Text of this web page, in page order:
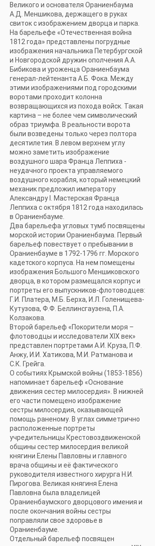
Великого и основателя Ораниенбаума
А.Д. Меншикова, держащего в руках
свиток с изображением дворца и парка.
На барельефе «Отечественная война
1812 года» представлены погрудные
изображения начальника Петербургской
и Новгородской дружин ополчения А.А.
Бибикова и уроженца Ораниенбаума
генерал-лейтенанта А.Б. Фока. Между
этими изображениями под городскими
воротами проходит колонна
возвращающихся из похода войск. Такая
картина – не более чем символический
образ триумфа. В реальности ворота
были возведены только через полтора
десятилетия. В левом верхнем углу
можно заметить изображение
воздушного шара Франца Леппиха -
неудачного проекта управляемого
воздушного корабля, который немецкий
механик предложил императору
Александру I. Мастерская Франца
Леппиха с октября 1812 года находилась
в Ораниенбауме.
Два барельефа угловых тумб посвящены
морской истории Ораниенбаума. Первый
барельеф повествует о пребывании в
Ораниенбауме в 1792-1796 гг. Морского
кадетского корпуса. На нем помещены
изображения Большого Меншиковского
дворца, в котором размещался корпус и
портреты его выпускников-флотоводцев:
Г.И. Платера, М.Б. Берха, И.Л. Голенищева-
Кутузова, Ф.Ф. Беллинсгаузена, П.А.
Колзакова.
Второй барельеф «Покорители моря –
флотоводцы и исследователи XIX век»
представлен портретами А.И. Круза, П.Ф.
Анжу, И.И. Хатикова, М.И. Ратманова и
С.К. Грейга.
О событиях Крымской войны (1853-1856)
напоминает барельеф «Основание
движения сестер милосердия». В нижней
его части помещено изображение
сестры милосердия, оказывающей
помощь раненому. В углах симметрично
расположенные портреты
учредительницы Крестовоздвиженской
общины сестер милосердия великой
княгини Елены Павловны и главного
врача общины и её фактического
руководителя известного хирурга Н.И.
Пирогова. Великая княгиня Елена
Павловна была владелицей
Ораниенбаумского дворцового имения и
после окончания войны сестры
поправляли свое здоровье в
Ораниенбауме.
Отдельный барельеф посвящен